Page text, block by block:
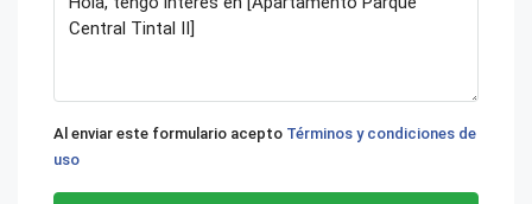
Al enviar este formulario acepto Términos y condiciones de
uso